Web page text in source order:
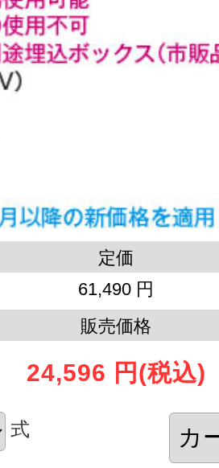
定価
61,490 円
販売価格
24,596 円 (税込)
式